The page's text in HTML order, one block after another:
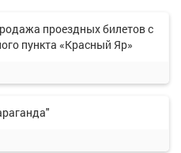
проездных билетов с
пункта «Красный Яр»